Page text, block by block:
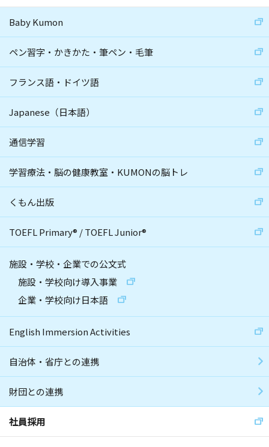
Baby Kumon
ペン習字・かきかた・筆ペン・毛筆
フランス語・ドイツ語
Japanese（日本語）
通信学習
学習療法・脳の健康教室・KUMONの脳トレ
くもん出版
TOEFL Primary® /TOEFL Junior®
施設・学校・企業での公文式
施設・学校向け導入事業
企業・学校向け日本語
English Immersion Activities
自治体・省庁との連携
財団との連携
社員採用